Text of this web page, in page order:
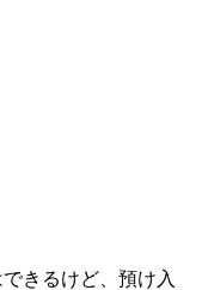
きるけど、預け入